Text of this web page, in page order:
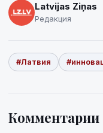
Latvijas Ziņas
Редакция
#Латвия
Комментарии